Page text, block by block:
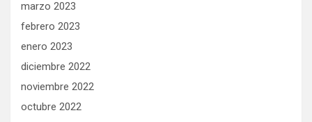
marzo 2023
febrero 2023
enero 2023
diciembre 2022
noviembre 2022
octubre 2022